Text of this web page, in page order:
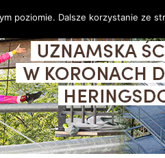
poziomie. Dalsze korzystanie ze